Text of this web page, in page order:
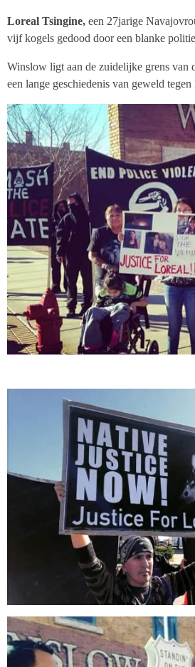
Loreal Tsingine, een 27jarige
vijf kogels gedood door een blanke
Winslow ligt aan de zuidelijke grens van
een lange geschiedenis van geweld